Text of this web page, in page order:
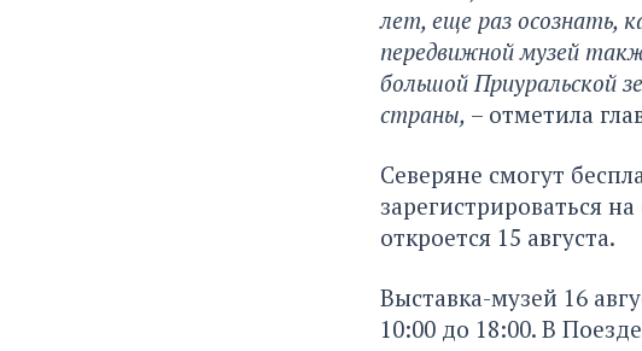
лет, еще раз осознать,
передвижной музей
большой Приуральской
страны, – отметила
Северяне смогут
зарегистрироваться
откроется 15 августа.
Выставка-музей 16
10:00 до 18:00. В